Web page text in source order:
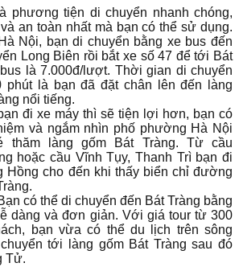
phương tiện di chuyển nhanh chóng,
an toàn nhất mà bạn có thể sử dụng.
Nội, bạn di chuyển bằng xe bus đến
Long Biên rồi bắt xe số 47 để tới Bát
là 7.000đ/lượt. Thời gian di chuyển
phút là bạn đã đặt chân lên đến làng
nổi tiếng.
đi xe máy thì sẽ tiện lợi hơn, bạn có
và ngắm nhìn phố phường Hà Nội
thăm làng gốm Bát Tràng. Từ cầu
hoặc cầu Vĩnh Tụy, Thanh Trì bạn đi
Hồng cho đến khi thấy biển chỉ đường
có thể di chuyển đến Bát Tràng bằng
dàng và đơn giản. Với giá tour từ 300
bạn vừa có thể du lịch trên sông
tới làng gốm Bát Tràng sau đó
Tử.